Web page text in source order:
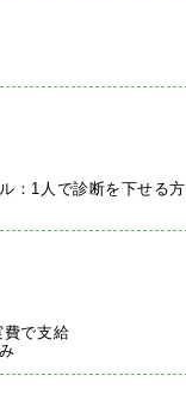
ル
平均年収
事
：1人で診断を下せる方
費で支給